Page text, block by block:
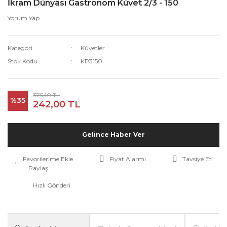
İkram Dünyası Gastronom Küvet 2/3 - 150
Yorum Yap
Kategori
Küvetler
Stok Kodu
KP3150
%35
375,10 TL
242,00 TL
Gelince Haber Ver
Fiyat Alarmı
Tavsiye Et
Paylaş
Hızlı Gönderi